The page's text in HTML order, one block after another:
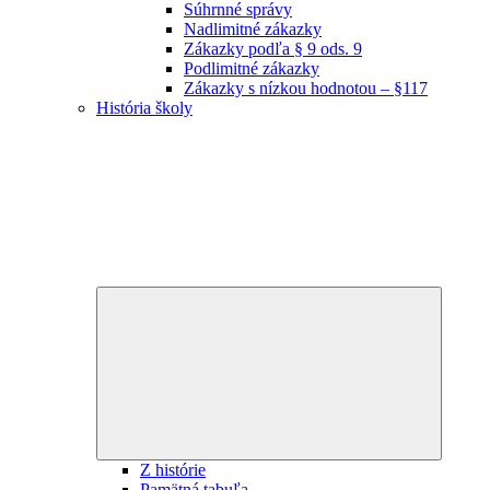
Súhrnné správy
Nadlimitné zákazky
Zákazky podľa § 9 ods. 9
Podlimitné zákazky
Zákazky s nízkou hodnotou – §117
História školy
Z histórie